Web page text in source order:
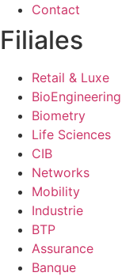
Contact
Filiales
Retail & Luxe
BioEngineering
Biometry
Life Sciences
CIB
Networks
Mobility
Industrie
BTP
Assurance
Banque